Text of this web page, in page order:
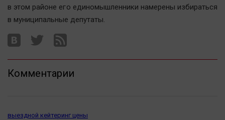
в этом районе его единомышленники намерены избираться
в муниципальные депутаты.
Комментарии
выездной кейтеринг цены